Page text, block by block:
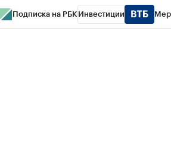
Подписка на РБК Инвестиции